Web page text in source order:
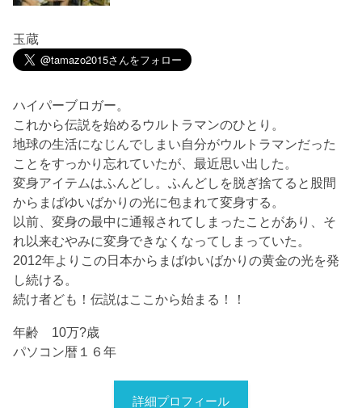
玉蔵
ハイパーブロガー。
これから伝説を始めるウルトラマンのひとり。
地球の生活になじんでしまい自分がウルトラマンだった
ことをすっかり忘れていたが、最近思い出した。
変身アイテムはふんどし。ふんどしを脱ぎ捨てると股間
からまばゆいばかりの光に包まれて変身する。
以前、変身の最中に通報されてしまったことがあり、そ
れ以来むやみに変身できなくなってしまっていた。
2012年よりこの日本からまばゆいばかりの黄金の光を発
し続ける。
続け者ども！伝説はここから始まる！！
年齢 10万?歳
パソコン暦１６年
詳細プロフィール